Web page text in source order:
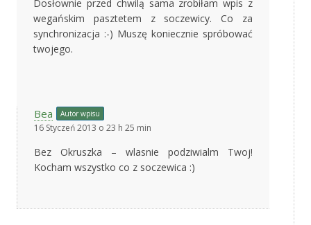
Dosłownie przed chwilą sama zrobiłam wpis z
wegańskim pasztetem z soczewicy. Co za
synchronizacja :-) Muszę koniecznie spróbować
twojego.
Bea Autor wpisu
16 Styczeń 2013 o 23 h 25 min
Bez Okruszka – wlasnie podziwialm Twoj!
Kocham wszystko co z soczewica :)